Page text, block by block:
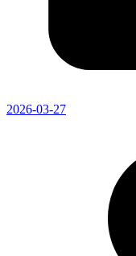
2026-03-27